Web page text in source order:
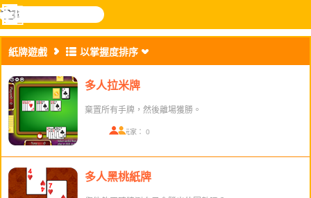
樂和遊
搜
尋
登入
功
能
紙牌遊戲 以掌握度排序
多人拉米牌
棄置所有手牌，然後離場獲勝。
在線玩家： 0
多人黑桃紙牌